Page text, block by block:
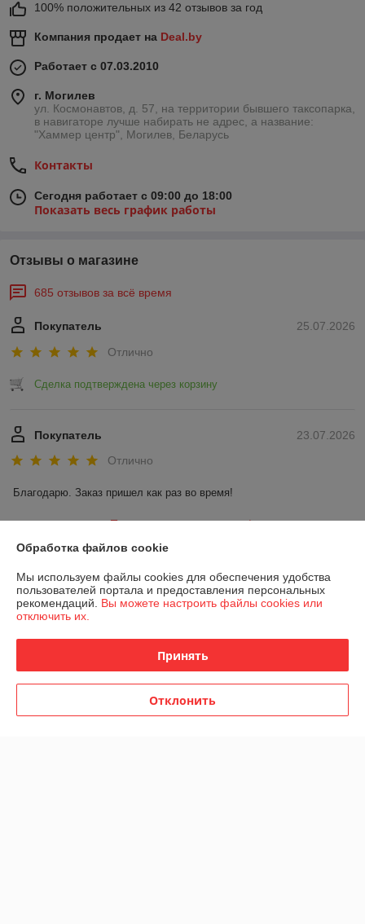
100% положительных из 42 отзывов за год
Компания продает на Deal.by
Работает с 07.03.2010
г. Могилев
ул. Космонавтов, д. 57, на территории бывшего таксопарка,
в навигаторе лучше набирать не адрес, а название:
"Хаммер центр", Могилев, Беларусь
Контакты
Сегодня работает с 09:00 до 18:00
Показать весь график работы
Отзывы о магазине
685 отзывов за всё время
25.07.2026
Покупатель
Отлично
Сделка подтверждена через корзину
23.07.2026
Покупатель
Отлично
Благодарю. Заказ пришел как раз во время!
Показать все отзывы
О нас
Контакты
Обработка файлов cookie
Мы используем файлы cookies для обеспечения удобства
пользователей портала и предоставления персональных
рекомендаций. Вы можете настроить файлы cookies или
отключить их.
Принять
Отклонить